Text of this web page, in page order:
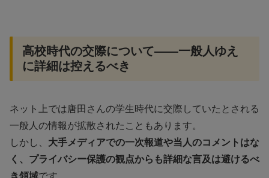
高校時代の交際について――一般人ゆえ
に詳細は控えるべき
ネット上では唐田さんの学生時代に交際していたとされる
一般人の情報が拡散されたこともあります。
しかし、 大手メディアでの一次報道や当人のコメントはな
く、プライバシー保護の観点からも詳細な言及は避けるべ
き領域です。